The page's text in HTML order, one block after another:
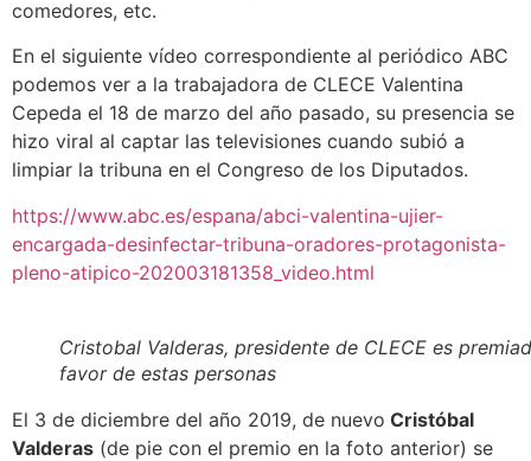
comedores, etc.
En el siguiente vídeo correspondiente al periódico ABC
podemos ver a la trabajadora de CLECE Valentina
Cepeda el 18 de marzo del año pasado, su presencia se
hizo viral al captar las televisiones cuando subió a
limpiar la tribuna en el Congreso de los Diputados.
https://www.abc.es/espana/abci-valentina-ujier-
encargada-desinfectar-tribuna-oradores-protagonista-
pleno-atipico-202003181358_video.html
Cristobal Valderas, presidente de CLECE es
favor de estas personas
El 3 de diciembre del año 2019, de nuevo Cristóbal
Valderas (de pie con el premio en la foto anterior) se